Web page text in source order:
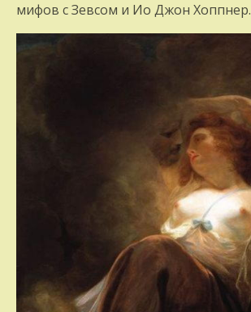
мифов с Зевсом и Ио Джон Хоппнер.